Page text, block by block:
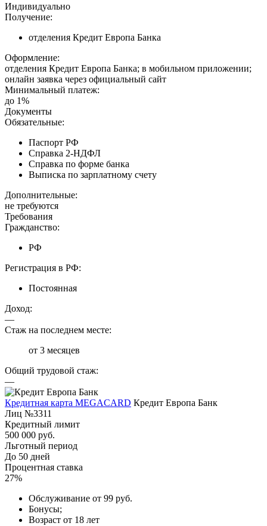
Индивидуально
Получение:
отделения Кредит Европа Банка
Оформление:
отделения Кредит Европа Банка; в мобильном приложении;
онлайн заявка через официальный сайт
Минимальный платеж:
до 1%
Документы
Обязательные:
Паспорт РФ
Справка 2-НДФЛ
Справка по форме банка
Выписка по зарплатному счету
Дополнительные:
не требуются
Требования
Гражданство:
РФ
Регистрация в РФ:
Постоянная
Доход:
—
Стаж на последнем месте:
от 3 месяцев
Общий трудовой стаж:
—
Кредитная карта MEGACARD Кредит Европа Банк
Лиц №3311
Кредитный лимит
500 000 руб.
Льготный период
До 50 дней
Процентная ставка
27%
Обслуживание от 99 руб.
Бонусы;
Возраст от 18 лет